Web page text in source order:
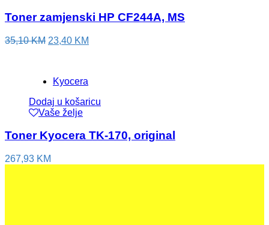
Toner zamjenski HP CF244A, MS
35,10KM 23,40 KM
Kyocera
Dodaj u košaricu
Vaše želje
Toner Kyocera TK-170, original
267,93 KM